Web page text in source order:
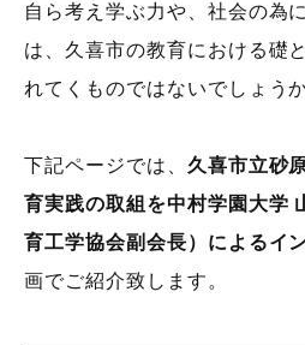
自ら考え学ぶ力や、社会の為
は、久喜市の教育における礎
れてくものではないでしょうか
下記ページでは、 久喜市立砂
育実践の取組を中村学園大学
育工学協会副会⻑）によるイ
画でご紹介致します。